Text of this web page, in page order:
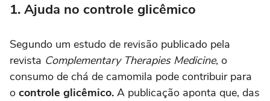
1. Ajuda no controle glicêmico
Segundo um estudo de revisão publicado pela
revista Complementary Therapies Medicine, o
consumo de chá de camomila pode contribuir para
o controle glicêmico. A publicação aponta que, das